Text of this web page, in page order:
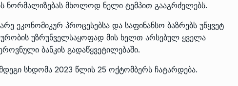
ნორმალიზებას მხოლოდ ნელი ტემპით გააგრძელებს.
ეკონომიკურ პროცესებსა და საფინანსო ბაზრებს უწყვეტ
უზრუნველსაყოფად მის ხელთ არსებულ ყველა
ბანკის გადაწყვეტილებაში.
სხდომა 2023 წლის 25 ოქტომბერს ჩატარდება.